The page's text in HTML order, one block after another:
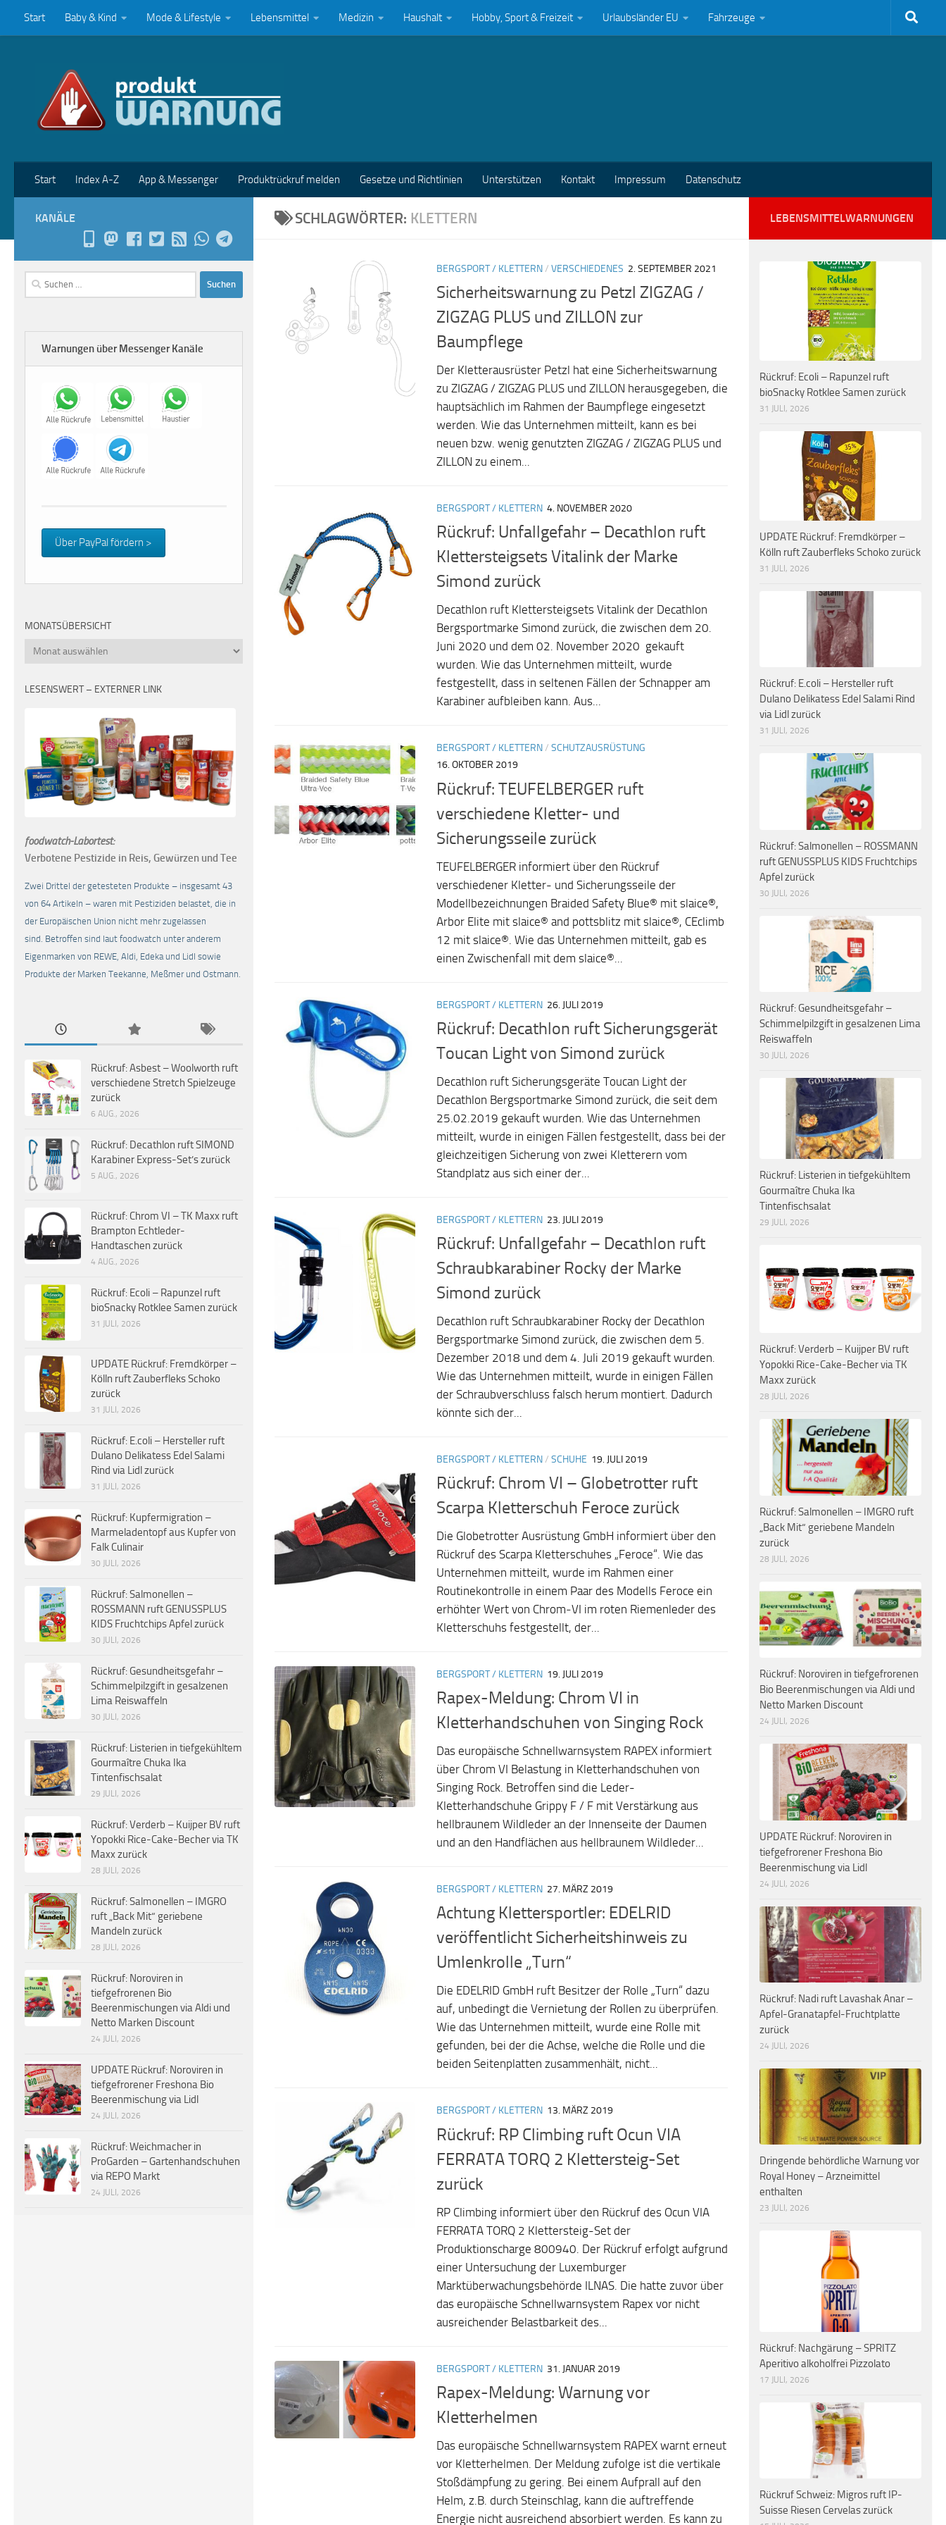
Zum Inhalt springen
Start Baby & Kind Mode & Lifestyle Lebensmittel Medizin Haushalt Hobby, Sport & Freizeit Urlaubsländer EU Fahrzeuge
Start Index A-Z App & Messenger Produktrückruf melden Gesetze und Richtlinien Unterstützen Kontakt Impressum Datenschutz
SCHLAGWÖRTER: KLETTERN
BERGSPORT / KLETTERN/ VERSCHIEDENES 2. SEPTEMBER 2021
Sicherheitswarnung zu Petzl ZIGZAG /
ZIGZAG PLUS und ZILLON zur
Baumpflege
Der Kletterausrüster Petzl hat eine Sicherheitswarnung
zu ZIGZAG / ZIGZAG PLUS und ZILLON herausgegeben, die
hauptsächlich im Rahmen der Baumpflege eingesetzt
werden. Wie das Unternehmen mitteilt, kann es bei
neuen bzw. wenig genutzten ZIGZAG / ZIGZAG PLUS und
ZILLON zu einem...
BERGSPORT / KLETTERN 4. NOVEMBER 2020
Rückruf: Unfallgefahr – Decathlon ruft
Klettersteigsets Vitalink der Marke
Simond zurück
Decathlon ruft Klettersteigsets Vitalink der Decathlon
Bergsportmarke Simond zurück, die zwischen dem 20.
Juni 2020 und dem 02. November 2020 gekauft
wurden. Wie das Unternehmen mitteilt, wurde
festgestellt, dass in seltenen Fällen der Schnapper am
Karabiner aufbleiben kann. Aus...
BERGSPORT / KLETTERN/ SCHUTZAUSRÜSTUNG
16. OKTOBER 2019
Rückruf: TEUFELBERGER ruft
verschiedene Kletter- und
Sicherungsseile zurück
TEUFELBERGER informiert über den Rückruf
verschiedener Kletter- und Sicherungsseile der
Modellbezeichnungen Braided Safety Blue® mit slaice®,
Arbor Elite mit slaice® and pottsblitz mit slaice®, CEclimb
12 mit slaice®. Wie das Unternehmen mitteilt, gab es
einen Zwischenfall mit dem slaice®...
BERGSPORT / KLETTERN 26. JULI 2019
Rückruf: Decathlon ruft Sicherungsgerät
Toucan Light von Simond zurück
Decathlon ruft Sicherungsgeräte Toucan Light der
Decathlon Bergsportmarke Simond zurück, die seit dem
25.02.2019 gekauft wurden. Wie das Unternehmen
mitteilt, wurde in einigen Fällen festgestellt, dass bei der
gleichzeitigen Sicherung von zwei Kletterern vom
Standplatz aus sich einer der...
BERGSPORT / KLETTERN 23. JULI 2019
Rückruf: Unfallgefahr – Decathlon ruft
Schraubkarabiner Rocky der Marke
Simond zurück
Decathlon ruft Schraubkarabiner Rocky der Decathlon
Bergsportmarke Simond zurück, die zwischen dem 5.
Dezember 2018 und dem 4. Juli 2019 gekauft wurden.
Wie das Unternehmen mitteilt, wurde in einigen Fällen
der Schraubverschluss falsch herum montiert. Dadurch
könnte sich der...
BERGSPORT / KLETTERN/ SCHUHE 19. JULI 2019
Rückruf: Chrom VI – Globetrotter ruft
Scarpa Kletterschuh Feroce zurück
Die Globetrotter Ausrüstung GmbH informiert über den
Rückruf des Scarpa Kletterschuhes „Feroce“. Wie das
Unternehmen mitteilt, wurde im Rahmen einer
Routinekontrolle in einem Paar des Modells Feroce ein
erhöhter Wert von Chrom‐VI im roten Riemenleder des
Kletterschuhs festgestellt, der...
BERGSPORT / KLETTERN 19. JULI 2019
Rapex-Meldung: Chrom VI in
Kletterhandschuhen von Singing Rock
Das europäische Schnellwarnsystem RAPEX informiert
über Chrom VI Belastung in Kletterhandschuhen von
Singing Rock. Betroffen sind die Leder-
Kletterhandschuhe Grippy F / F mit Verstärkung aus
hellbraunem Wildleder an der Innenseite der Daumen
und an den Handflächen aus hellbraunem Wildleder...
BERGSPORT / KLETTERN 27. MÄRZ 2019
Achtung Klettersportler: EDELRID
veröffentlicht Sicherheitshinweis zu
Umlenkrolle „Turn“
Die EDELRID GmbH ruft Besitzer der Rolle „Turn“ dazu
auf, unbedingt die Vernietung der Rollen zu überprüfen.
Wie das Unternehmen mitteilt, wurde eine Rolle mit
gefunden, bei der die Achse, welche die Rolle und die
beiden Seitenplatten zusammenhält, nicht...
BERGSPORT / KLETTERN 13. MÄRZ 2019
Rückruf: RP Climbing ruft Ocun VIA
FERRATA TORQ 2 Klettersteig-Set
zurück
RP Climbing informiert über den Rückruf des Ocun VIA
FERRATA TORQ 2 Klettersteig-Set der
Produktionscharge 800940. Der Rückruf erfolgt aufgrund
einer Untersuchung der Luxemburger
Marktüberwachungsbehörde ILNAS. Die hatte zuvor über
das europäische Schnellwarnsystem Rapex vor nicht
ausreichender Belastbarkeit des...
BERGSPORT / KLETTERN 31. JANUAR 2019
Rapex-Meldung: Warnung vor
Kletterhelmen
Das europäische Schnellwarnsystem RAPEX warnt erneut
vor Kletterhelmen. Der Meldung zufolge ist die vertikale
Stoßdämpfung zu gering. Bei einem Aufprall auf den
Helm, z.B. durch Steinschlag, kann die auftreffende
Energie nicht ausreichend absorbiert werden. Es kann zu
KANÄLE
Suchen
nach:
Warnungen über Messenger Kanäle
Über PayPal fördern >
MONATSÜBERSICHT
Monatsübersicht
LESENSWERT – EXTERNER LINK
foodwatch-Labortest:
Verbotene Pestizide in Reis, Gewürzen und Tee
Zwei Drittel der getesteten Produkte – insgesamt 43
von 64 Artikeln – waren mit Pestiziden belastet, die in
der Europäischen Union nicht mehr zugelassen
sind. Betroffen sind laut foodwatch unter anderem
Eigenmarken von REWE, Aldi, Edeka und Lidl sowie
Produkte der Marken Teekanne, Meßmer und Ostmann.
Rückruf: Asbest – Woolworth ruft
verschiedene Stretch Spielzeuge
zurück
6 AUG., 2026
Rückruf: Decathlon ruft SIMOND
Karabiner Express-Set’s zurück
5 AUG., 2026
Rückruf: Chrom VI – TK Maxx ruft
Brampton Echtleder-
Handtaschen zurück
4 AUG., 2026
Rückruf: Ecoli – Rapunzel ruft
bioSnacky Rotklee Samen zurück
31 JULI, 2026
UPDATE Rückruf: Fremdkörper –
Kölln ruft Zauberfleks Schoko
zurück
31 JULI, 2026
Rückruf: E.coli – Hersteller ruft
Dulano Delikatess Edel Salami
Rind via Lidl zurück
31 JULI, 2026
Rückruf: Kupfermigration –
Marmeladentopf aus Kupfer von
Falk Culinair
30 JULI, 2026
Rückruf: Salmonellen –
ROSSMANN ruft GENUSSPLUS
KIDS Fruchtchips Apfel zurück
30 JULI, 2026
Rückruf: Gesundheitsgefahr –
Schimmelpilzgift in gesalzenen
Lima Reiswaffeln
30 JULI, 2026
Rückruf: Listerien in tiefgekühltem
Gourmaître Chuka Ika
Tintenfischsalat
29 JULI, 2026
Rückruf: Verderb – Kuijper BV ruft
Yopokki Rice-Cake-Becher via TK
Maxx zurück
28 JULI, 2026
Rückruf: Salmonellen – IMGRO
ruft „Back Mit“ geriebene
Mandeln zurück
28 JULI, 2026
Rückruf: Noroviren in
tiefgefrorenen Bio
Beerenmischungen via Aldi und
Netto Marken Discount
24 JULI, 2026
UPDATE Rückruf: Noroviren in
tiefgefrorener Freshona Bio
Beerenmischung via Lidl
24 JULI, 2026
Rückruf: Weichmacher in
ProGarden – Gartenhandschuhen
via REPO Markt
24 JULI, 2026
LEBENSMITTELWARNUNGEN
Rückruf: Ecoli – Rapunzel ruft
bioSnacky Rotklee Samen zurück
31 JULI, 2026
UPDATE Rückruf: Fremdkörper –
Kölln ruft Zauberfleks Schoko zurück
31 JULI, 2026
Rückruf: E.coli – Hersteller ruft
Dulano Delikatess Edel Salami Rind
via Lidl zurück
31 JULI, 2026
Rückruf: Salmonellen – ROSSMANN
ruft GENUSSPLUS KIDS Fruchtchips
Apfel zurück
30 JULI, 2026
Rückruf: Gesundheitsgefahr –
Schimmelpilzgift in gesalzenen Lima
Reiswaffeln
30 JULI, 2026
Rückruf: Listerien in tiefgekühltem
Gourmaître Chuka Ika
Tintenfischsalat
29 JULI, 2026
Rückruf: Verderb – Kuijper BV ruft
Yopokki Rice-Cake-Becher via TK
Maxx zurück
28 JULI, 2026
Rückruf: Salmonellen – IMGRO ruft
„Back Mit“ geriebene Mandeln
zurück
28 JULI, 2026
Rückruf: Noroviren in tiefgefrorenen
Bio Beerenmischungen via Aldi und
Netto Marken Discount
24 JULI, 2026
UPDATE Rückruf: Noroviren in
tiefgefrorener Freshona Bio
Beerenmischung via Lidl
24 JULI, 2026
Rückruf: Nadi ruft Lavashak Anar –
Apfel-Granatapfel-Fruchtplatte
zurück
24 JULI, 2026
Dringende behördliche Warnung vor
Royal Honey – Arzneimittel
enthalten
23 JULI, 2026
Rückruf: Nachgärung – SPRITZ
Aperitivo alkoholfrei Pizzolato
17 JULI, 2026
Rückruf Schweiz: Migros ruft IP-
Suisse Riesen Cervelas zurück